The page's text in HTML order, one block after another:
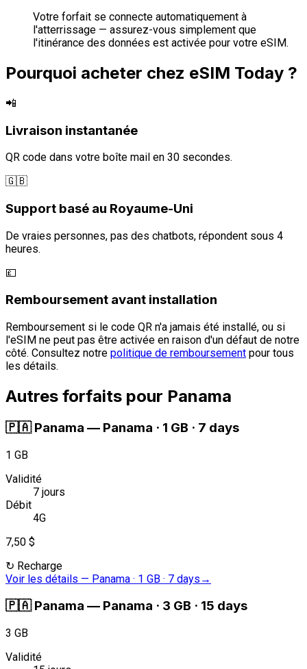
Votre forfait se connecte automatiquement à
l'atterrissage — assurez-vous simplement que
l'itinérance des données est activée pour votre eSIM.
Pourquoi acheter chez eSIM Today ?
📲
Livraison instantanée
QR code dans votre boîte mail en 30 secondes.
🇬🇧
Support basé au Royaume-Uni
De vraies personnes, pas des chatbots, répondent sous 4
heures.
💷
Remboursement avant installation
Remboursement si le code QR n'a jamais été installé, ou si
l'eSIM ne peut pas être activée en raison d'un défaut de notre
côté. Consultez notre politique de remboursement pour tous
les détails.
Autres forfaits pour Panama
🇵🇦 Panama — Panama · 1 GB · 7 days
1 GB
Validité
7 jours
Débit
4G
7,50 $
↻ Recharge
Voir les détails — Panama · 1 GB · 7 days →
🇵🇦 Panama — Panama · 3 GB · 15 days
3 GB
Validité